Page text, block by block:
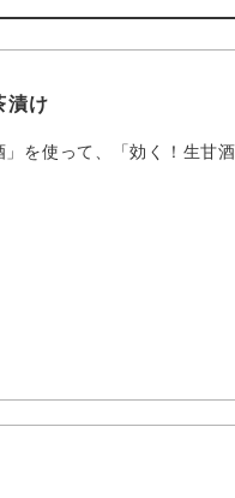
漬け
を使って、「効く！生甘